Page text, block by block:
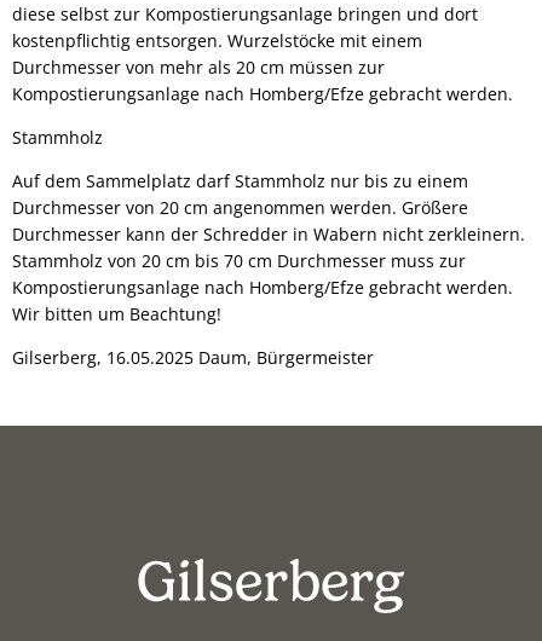
diese selbst zur Kompostierungsanlage bringen und dort
kostenpflichtig entsorgen. Wurzelstöcke mit einem
Durchmesser von mehr als 20 cm müssen zur
Kompostierungsanlage nach Homberg/Efze gebracht werden.
Stammholz
Auf dem Sammelplatz darf Stammholz nur bis zu einem
Durchmesser von 20 cm angenommen werden. Größere
Durchmesser kann der Schredder in Wabern nicht zerkleinern.
Stammholz von 20 cm bis 70 cm Durchmesser muss zur
Kompostierungsanlage nach Homberg/Efze gebracht werden.
Wir bitten um Beachtung!
Gilserberg, 16.05.2025 Daum, Bürgermeister